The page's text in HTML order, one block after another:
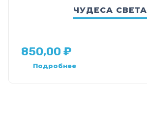
ЧУДЕСА СВЕТА
850,00 ₽
Подробнее